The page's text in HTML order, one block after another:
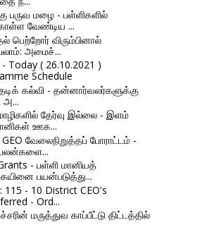
பருவ மழை - பள்ளிகளில்
வேண்டிய ...
பெற்றோர் விரும்பினால்
அமைச்...
- Today ( 26.10.2021 )
Schedule
கல்வி - தன்னார்வலர்களுக்கு
அ...
தேர்வு இல்லை - இளம்
ஊக...
GEO வேலைநிறுத்தப் போராட்டம் -
- பள்ளி மானியத்
பயன்படுத்து...
115 - 10 District CEO's
- Ord...
மருத்துவ காப்பீட்டு திட்டத்தில்